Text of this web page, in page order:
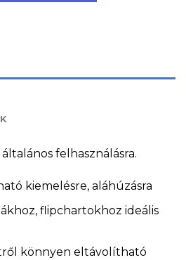
felhasználásra.
kiemelésre, aláhúzásra
flipchartokhoz ideális
könnyen eltávolítható